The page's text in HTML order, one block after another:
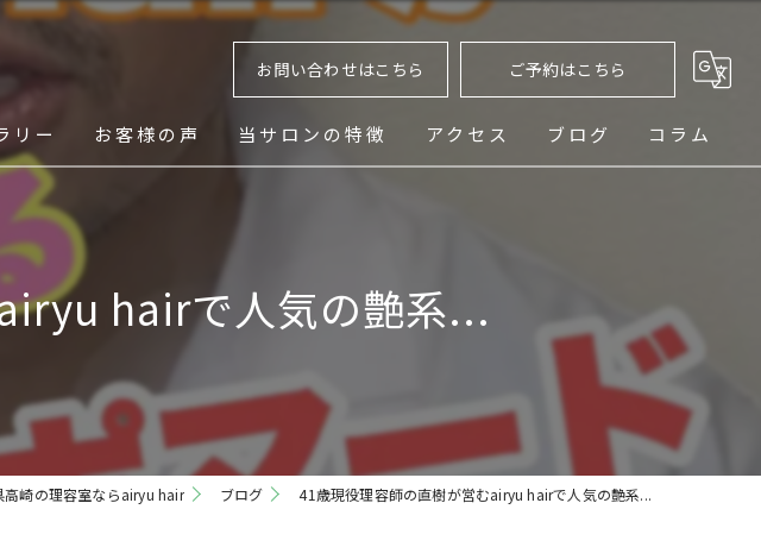
お問い合わせはこちら ご予約はこちら
リー お客様の声 当サロンの特徴
メンズ
フェード
パーマ
アクセス ブログ コラム
hairで人気の艶系...
高崎の理容室ならairyu hair ブログ 41歳現役理容師の直樹が営むairyu hairで人気の艶系...